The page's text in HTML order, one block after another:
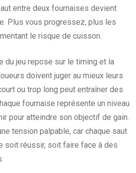
entre deux fournaises devient
Plus vous progressez, plus les
le risque de cuisson.
du jeu repose sur le timing et la
doivent juger au mieux leurs
ou trop long peut entraîner des
fournaise représente un niveau
pour atteindre son objectif de gain.
tension palpable, car chaque saut
soit réussir, soit faire face à des